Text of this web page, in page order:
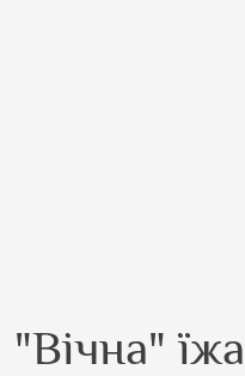
"Вічна"